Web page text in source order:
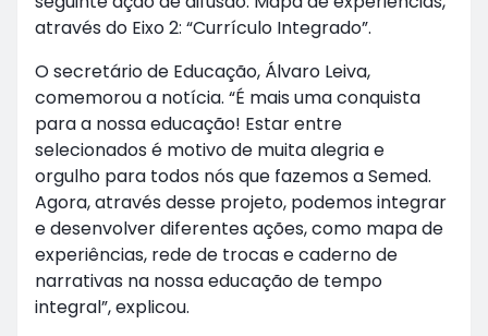
através do Eixo 2: “Currículo Integrado”.
O secretário de Educação, Álvaro Leiva,
comemorou a notícia. “É mais uma conquista
para a nossa educação! Estar entre
selecionados é motivo de muita alegria e
orgulho para todos nós que fazemos a Semed.
Agora, através desse projeto, podemos integrar
e desenvolver diferentes ações, como mapa de
experiências, rede de trocas e caderno de
narrativas na nossa educação de tempo
integral”, explicou.